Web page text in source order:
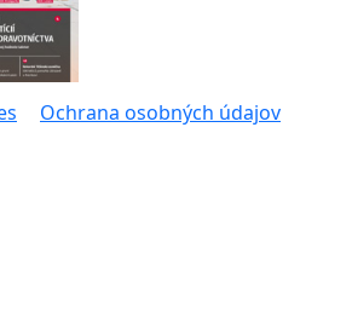
Ochrana osobných údajov